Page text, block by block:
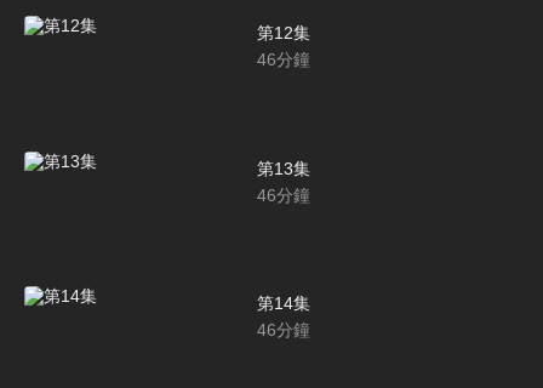
第12集
46分鐘
第13集
46分鐘
第14集
46分鐘